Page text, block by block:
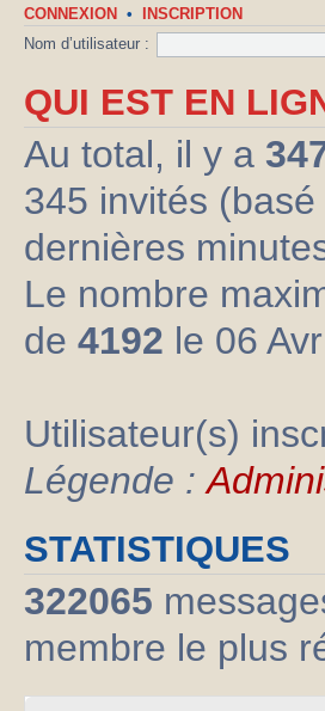
CONNEXION • INSCRIPTION
Nom d’utilisateur :
QUI EST EN
Au total, il y a
345 invités
dernières
Le nombre
de 4192 le 06
Utilisateur(s)
Légende :
STATISTIQUES
322065
membre le plus